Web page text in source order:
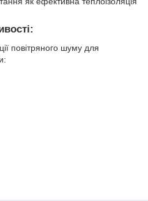
повітряного шуму для